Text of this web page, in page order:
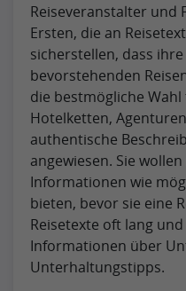
Reiseveranstalter und
Ersten, die an
sicherstellen, dass
bevorstehenden
die bestmögliche
Hotelketten,
authentische
angewiesen. Sie
Informationen wie
bieten, bevor sie eine
Reisetexte oft lang
Informationen über
Unterhaltungstipps.